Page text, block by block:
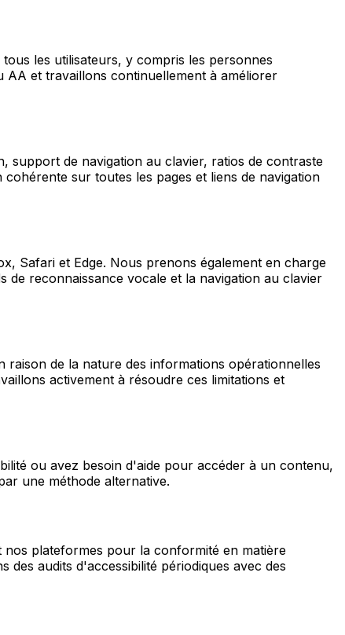
les utilisateurs, y compris les personnes
AA et travaillons continuellement à améliorer
support de navigation au clavier, ratios de contraste
sur toutes les pages et liens de navigation
Safari et Edge. Nous prenons également en charge
de reconnaissance vocale et la navigation au clavier
de la nature des informations opérationnelles
activement à résoudre ces limitations et
ou avez besoin d'aide pour accéder à un contenu,
une méthode alternative.
nos plateformes pour la conformité en matière
audits d'accessibilité périodiques avec des